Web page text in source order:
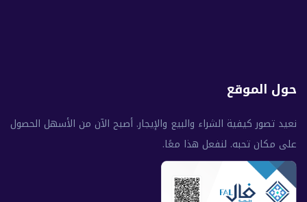
حول الموقع
نعيد تصور كيفية الشراء والبيع والإيجار. أصبح الآن من الأسهل الحصول
على مكان تحبه. لنفعل هذا معًا.